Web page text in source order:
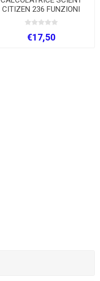
CITIZEN 236 FUNZIONI
€17,50